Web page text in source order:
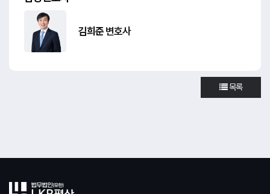
김희준 변호사
목록